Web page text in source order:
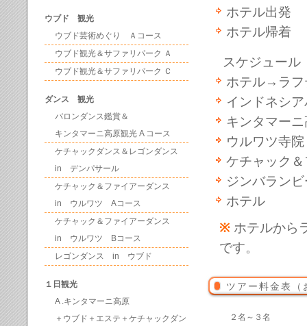
ウブド 観光
ウブド芸術めぐり Ａコース
ウブド観光＆サファリパーク Ａ
ウブド観光＆サファリパーク Ｃ
ダンス 観光
バロンダンス鑑賞＆
キンタマーニ高原観光 A コース
ケチャックダンス＆レゴンダンス
in デンパサール
ケチャック＆ファイアーダンス
in ウルワツ Aコース
ケチャック＆ファイアーダンス
in ウルワツ Bコース
レゴンダンス in ウブド
１日観光
A .キンタマーニ高原
＋ウブド＋エステ＋ケチャックダン
ホテル出発
ホテル帰着
スケジュール
ホテル→ラフ
インドネシ
キンタマー
ウルワツ寺院
ケチャック
ジンバラン
ホテル
※ ホテルから
です。
ツアー料金表（
２名～３名